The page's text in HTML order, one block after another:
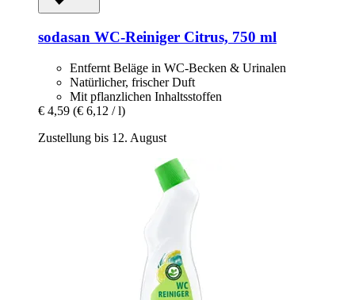
sodasan WC-​Reiniger Citrus, 750 ml
Entfernt Beläge in WC-Becken & Urinalen
Natürlicher, frischer Duft
Mit pflanzlichen Inhaltsstoffen
€ 4,59 (€ 6,12 / l)
Zustellung bis 12. August